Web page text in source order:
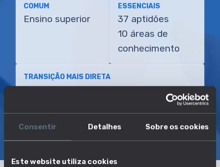
Consentir Detalhes Sobre os cookies
Este website utiliza cookies
COMUM
Ensino superior
ESSENCIAIS
37 aptidões
10 áreas de
conhecimento
TRANSIÇÃO MAIS DIRETA
Terapeuta recreativo
SOBRE EMPREGO E SALÁRIO